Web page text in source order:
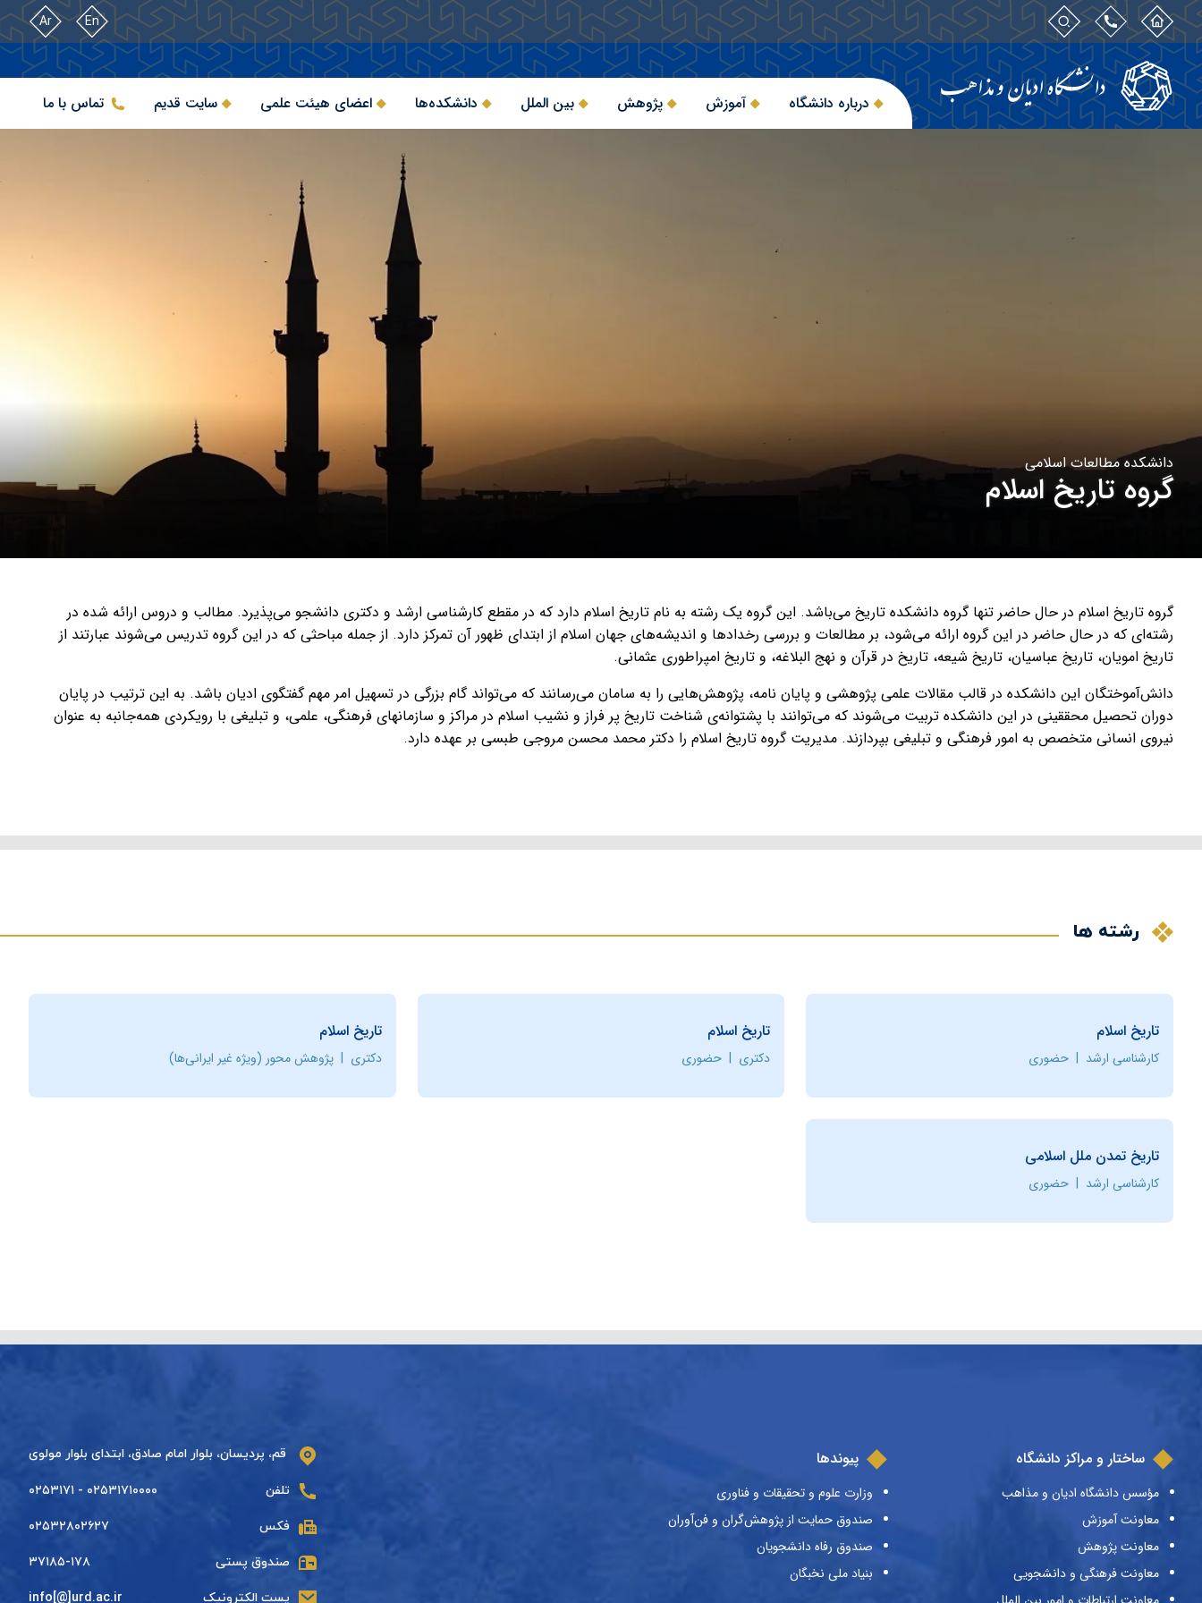
En
Ar
درباره دانشگاه آموزش پژوهش بین الملل دانشکده‌ها اعضای هیئت علمی سایت قدیم تماس با ما
دانشکده مطالعات اسلامی
گروه تاریخ اسلام
گروه تاریخ اسلام در حال حاضر تنها گروه دانشکده تاریخ می‌باشد. این گروه یک رشته به نام تاریخ اسلام دارد که در مقطع کارشناسی ارشد و دکتری دانشجو می‌پذیرد. مطالب و دروس ارائه شده در
رشته‌ای که در حال حاضر در این گروه ارائه می‌شود، بر مطالعات و بررسی رخدادها و اندیشه‌های جهان اسلام از ابتدای ظهور آن تمرکز دارد. از جمله مباحثی که در این گروه تدریس می‌شوند عبارتند از
تاریخ امویان، تاریخ عباسیان، تاریخ شیعه، تاریخ در قرآن و نهج البلاغه، و تاریخ امپراطوری عثمانی.
دانش‌آموختگان این دانشکده در قالب مقالات علمی پژوهشی و پایان نامه، پژوهش‌هایی را به سامان می‌رسانند که می‌تواند گام بزرگی در تسهیل امر مهم گفتگوی ادیان باشد. به این ترتیب در پایان
دوران تحصیل محققینی در این دانشکده تربیت می‌شوند که می‌توانند با پشتوانه‌‌ی شناخت تاریخ پر فراز و نشیب اسلام در مراکز و سازمانهای فرهنگی، علمی، و تبلیغی با رویکردی همه‌جانبه به عنوان
نیروی انسانی متخصص به امور فرهنگی و تبلیغی بپردازند. مدیریت گروه تاریخ اسلام را دکتر محمد محسن مروجی طبسی بر عهده دارد.
رشته ها
تاریخ اسلام
کارشناسی ارشد | حضوری
تاریخ اسلام
دکتری | حضوری
تاریخ اسلام
دکتری | پژوهش محور (ویژه غیر ایرانی‌ها)
تاریخ تمدن ملل اسلامی
کارشناسی ارشد | حضوری
ساختار و مراکز دانشگاه
مؤسس دانشگاه ادیان و مذاهب
معاونت آموزش
معاونت پژوهش
معاونت فرهنگی و دانشجویی
پیوندها
وزارت علوم و تحقیقات و فناوری
صندوق حمایت از پژوهش‌گران و فن‌آوران
صندوق رفاه دانشجویان
بنیاد ملی نخبگان
قم، پردیسان، بلوار امام صادق، ابتدای بلوار مولوی
تلفن ۰۲۵۳۱۷۱۰۰۰۰ - ۰۲۵۳۱۷۱
فکس ۰۲۵۳۲۸۰۲۶۲۷
صندوق پستی ۳۷۱۸۵-۱۷۸
پست الکترونیک info[@]urd.ac.ir